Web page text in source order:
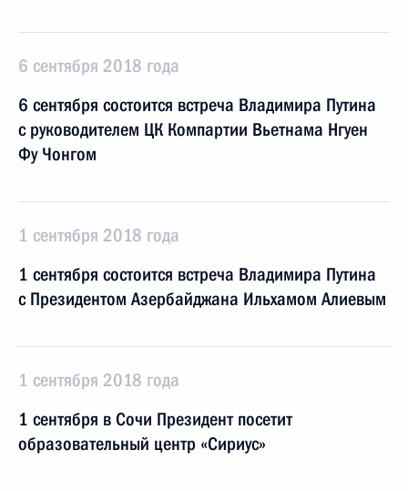
6 сентября 2018 года
6 сентября состоится встреча Владимира Путина
с руководителем ЦК Компартии Вьетнама Нгуен
Фу Чонгом
1 сентября 2018 года
1 сентября состоится встреча Владимира Путина
с Президентом Азербайджана Ильхамом Алиевым
1 сентября 2018 года
1 сентября в Сочи Президент посетит
образовательный центр «Сириус»